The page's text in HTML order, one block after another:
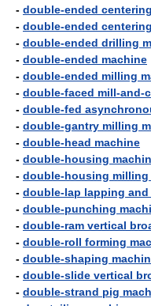
- double-ended
- double-ended
- double-ended drilling
- double-ended machine
- double-ended milling
- double-faced mill-and-
- double-fed
- double-gantry milling
- double-head machine
- double-housing
- double-housing milling
- double-lap lapping
- double-punching
- double-ram vertical
- double-roll forming
- double-shaping
- double-slide vertical
- double-strand pig